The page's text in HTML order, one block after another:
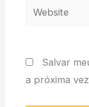
Website
Salvar
a próxima